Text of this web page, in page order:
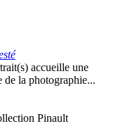
accueille une
de la photographie...